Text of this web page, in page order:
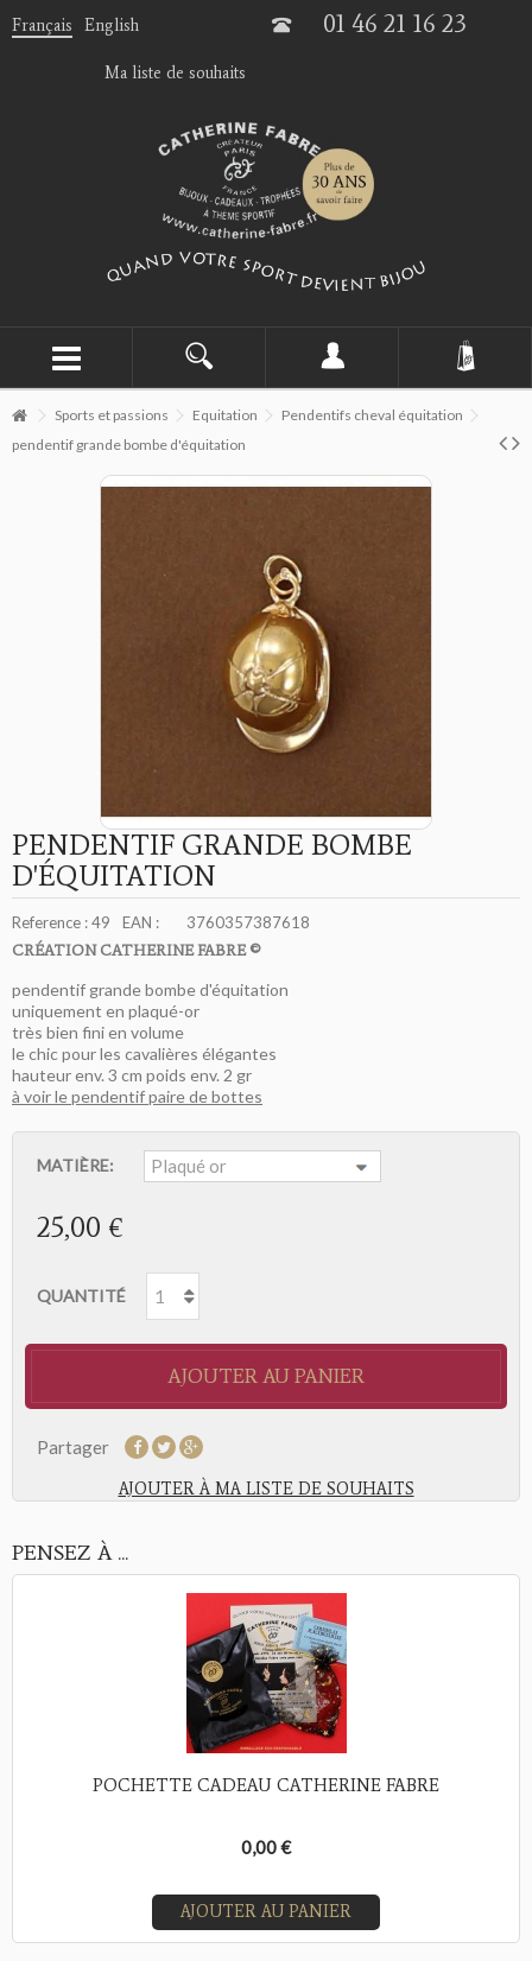
Français English 01 46 21 16 23
Ma liste de souhaits
Sports et passions Equitation
Pendentifs cheval équitation
pendentif grande bombe d'équitation
PENDENTIF GRANDE BOMBE
D'ÉQUITATION
Reference :49 EAN : 3760357387618
CRÉATION CATHERINE FABRE ©
pendentif grande bombe d'équitation
uniquement en plaqué-or
très bien fini en volume
le chic pour les cavalières élégantes
hauteur env. 3 cm poids env. 2 gr
à voir le pendentif paire de bottes
MATIÈRE:
25,00 €
QUANTITÉ
AJOUTER AU PANIER
Partager
AJOUTER À MA LISTE DE SOUHAITS
PENSEZ À ...
POCHETTE CADEAU CATHERINE FABRE
0,00 €
AJOUTER AU PANIER